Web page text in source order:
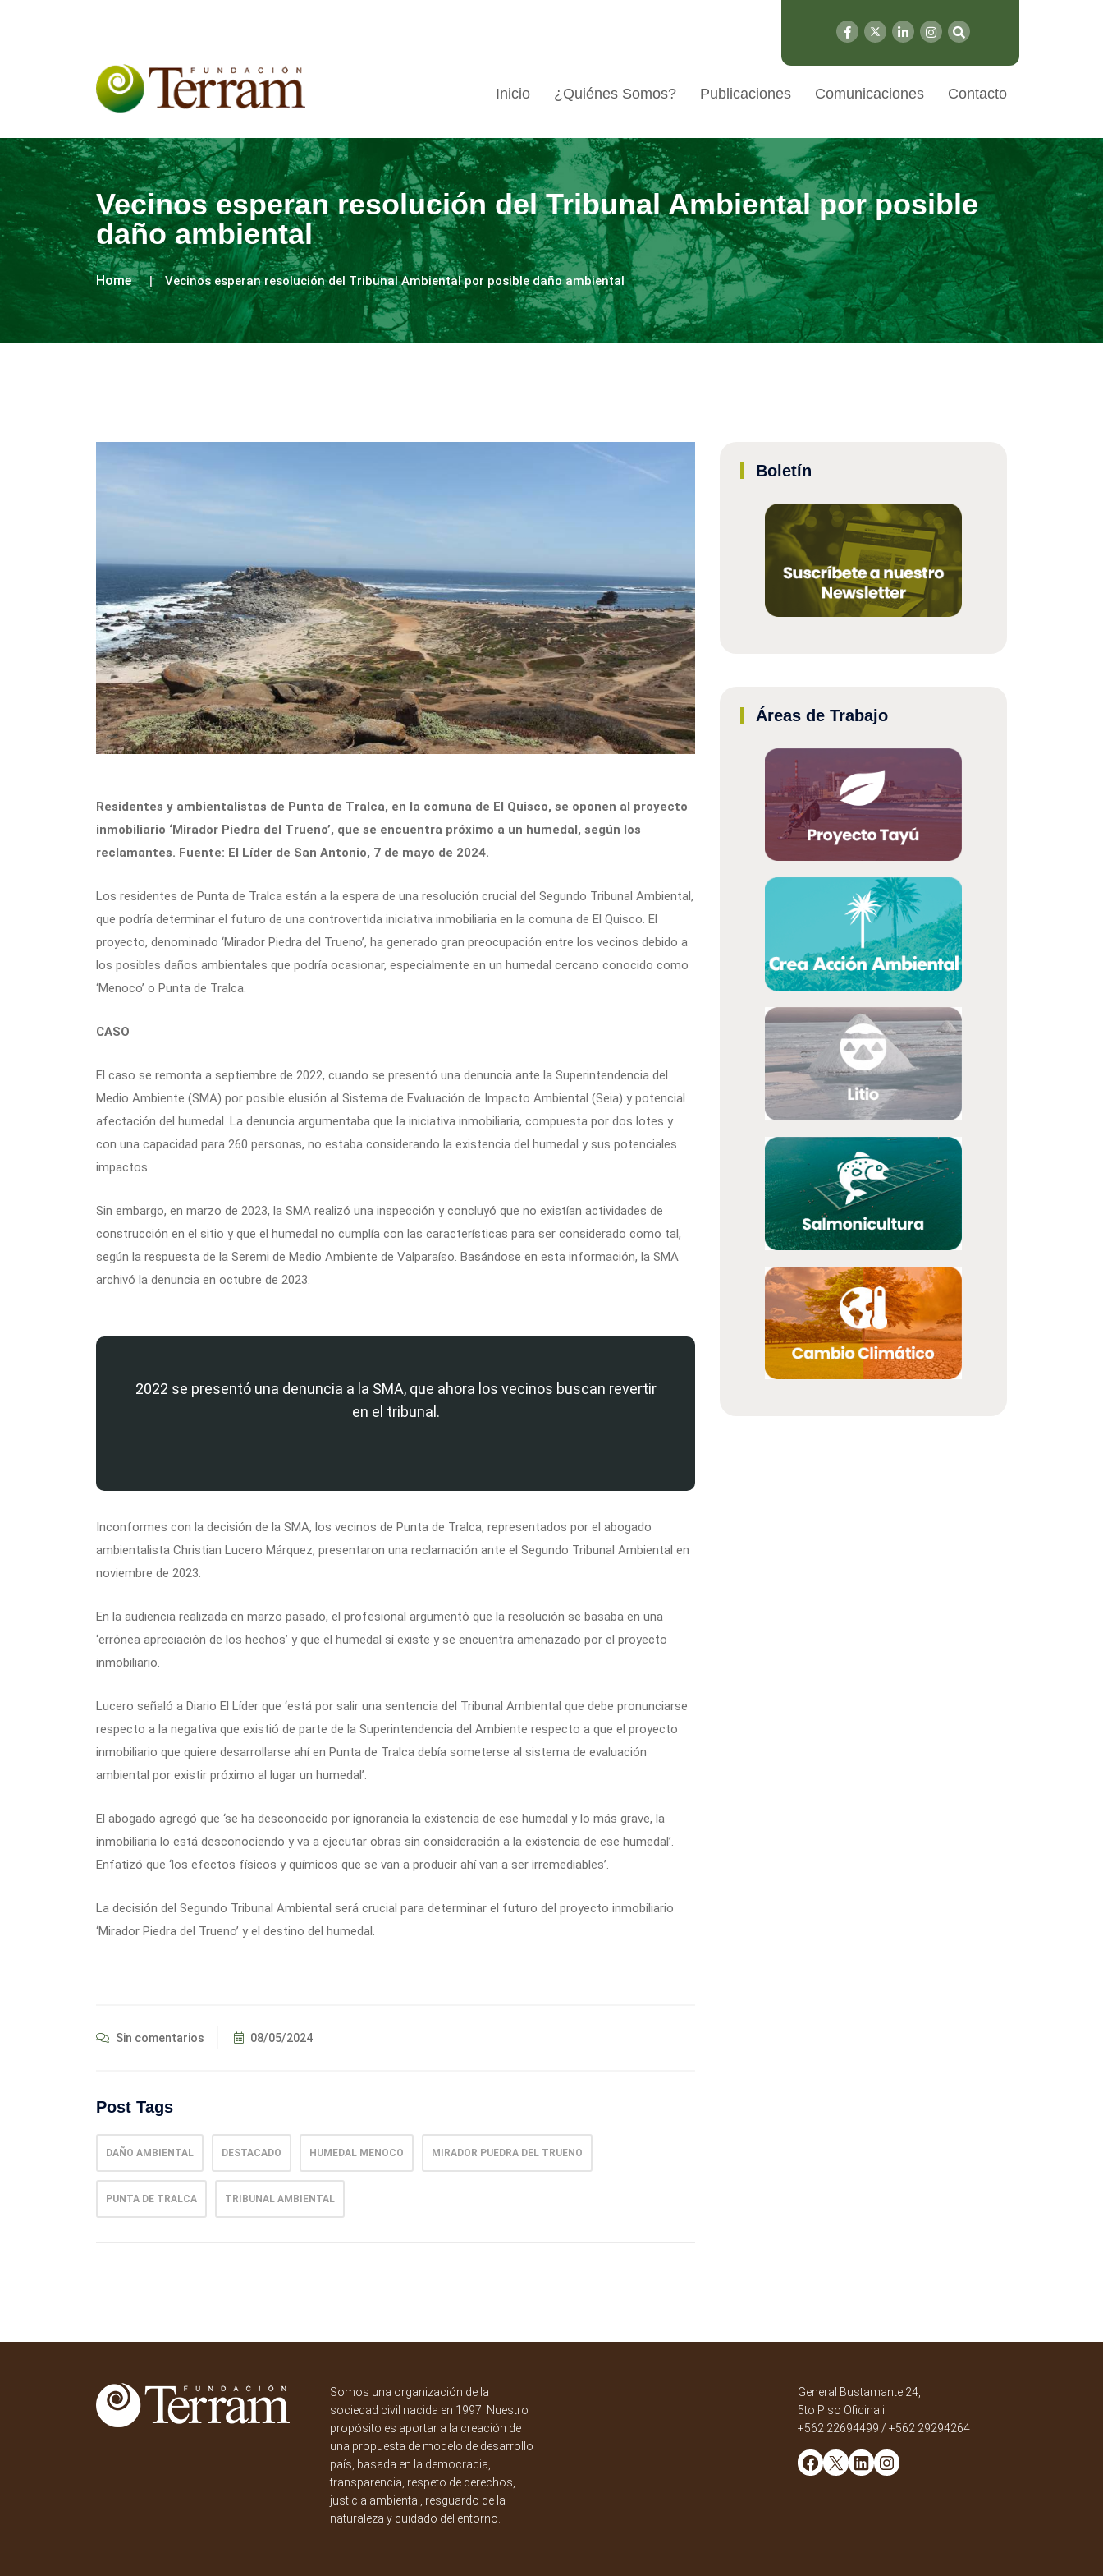
Inicio ¿Quiénes Somos? Publicaciones Comunicaciones Contacto
Vecinos esperan resolución del Tribunal Ambiental por posible
daño ambiental
Home Vecinos esperan resolución del Tribunal Ambiental por posible daño ambiental
Residentes y ambientalistas de Punta de Tralca, en la comuna de El Quisco, se oponen al proyecto
inmobiliario ‘Mirador Piedra del Trueno’, que se encuentra próximo a un humedal, según los
reclamantes. Fuente: El Líder de San Antonio, 7 de mayo de 2024.
Los residentes de Punta de Tralca están a la espera de una resolución crucial del Segundo Tribunal Ambiental,
que podría determinar el futuro de una controvertida iniciativa inmobiliaria en la comuna de El Quisco. El
proyecto, denominado ‘Mirador Piedra del Trueno’, ha generado gran preocupación entre los vecinos debido a
los posibles daños ambientales que podría ocasionar, especialmente en un humedal cercano conocido como
‘Menoco’ o Punta de Tralca.
CASO
El caso se remonta a septiembre de 2022, cuando se presentó una denuncia ante la Superintendencia del
Medio Ambiente (SMA) por posible elusión al Sistema de Evaluación de Impacto Ambiental (Seia) y potencial
afectación del humedal. La denuncia argumentaba que la iniciativa inmobiliaria, compuesta por dos lotes y
con una capacidad para 260 personas, no estaba considerando la existencia del humedal y sus potenciales
impactos.
Sin embargo, en marzo de 2023, la SMA realizó una inspección y concluyó que no existían actividades de
construcción en el sitio y que el humedal no cumplía con las características para ser considerado como tal,
según la respuesta de la Seremi de Medio Ambiente de Valparaíso. Basándose en esta información, la SMA
archivó la denuncia en octubre de 2023.
2022 se presentó una denuncia a la SMA, que ahora los vecinos buscan revertir
en el tribunal.
Inconformes con la decisión de la SMA, los vecinos de Punta de Tralca, representados por el abogado
ambientalista Christian Lucero Márquez, presentaron una reclamación ante el Segundo Tribunal Ambiental en
noviembre de 2023.
En la audiencia realizada en marzo pasado, el profesional argumentó que la resolución se basaba en una
‘errónea apreciación de los hechos’ y que el humedal sí existe y se encuentra amenazado por el proyecto
inmobiliario.
Lucero señaló a Diario El Líder que ‘está por salir una sentencia del Tribunal Ambiental que debe pronunciarse
respecto a la negativa que existió de parte de la Superintendencia del Ambiente respecto a que el proyecto
inmobiliario que quiere desarrollarse ahí en Punta de Tralca debía someterse al sistema de evaluación
ambiental por existir próximo al lugar un humedal’.
El abogado agregó que ‘se ha desconocido por ignorancia la existencia de ese humedal y lo más grave, la
inmobiliaria lo está desconociendo y va a ejecutar obras sin consideración a la existencia de ese humedal’.
Enfatizó que ‘los efectos físicos y químicos que se van a producir ahí van a ser irremediables’.
La decisión del Segundo Tribunal Ambiental será crucial para determinar el futuro del proyecto inmobiliario
‘Mirador Piedra del Trueno’ y el destino del humedal.
Sin comentarios 08/05/2024
Post Tags
DAÑO AMBIENTAL DESTACADO HUMEDAL MENOCO MIRADOR PUEDRA DEL TRUENO
PUNTA DE TRALCA TRIBUNAL AMBIENTAL
Boletín
Áreas de Trabajo
Somos una organización de la
sociedad civil nacida en 1997. Nuestro
propósito es aportar a la creación de
una propuesta de modelo de desarrollo
país, basada en la democracia,
transparencia, respeto de derechos,
justicia ambiental, resguardo de la
naturaleza y cuidado del entorno.
General Bustamante 24,
5to Piso Oficina i.
+562 22694499 / +562 29294264